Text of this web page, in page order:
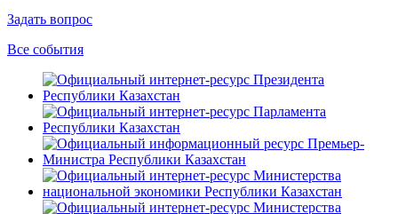
Задать вопрос
Все события